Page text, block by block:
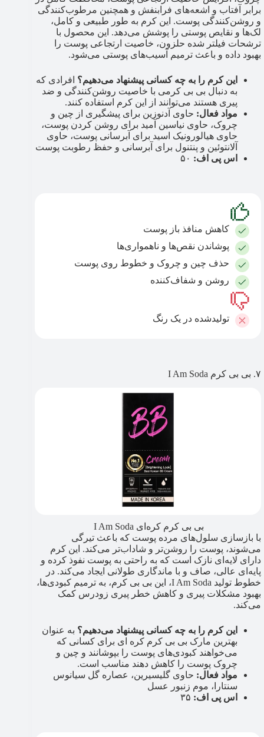
برابر آفتاب و اشعه‌های فرابنفش و همچنین مرطوب‌کنندگی
و روشن‌کنندگی پوست. این کرم به طور طبیعی و کامل،
لک‌ها و نقایص پوستی را پوشش می‌دهد. این محصول با
ترشحات فیلتر شده حلزون، خاصیت ارتجاعی پوست را
بهبود داده و باعث ترمیم آسیب‌های پوستی می‌شود.
این کرم را به چه کسانی پیشنهاد می‌دهیم؟ افرادی که
به دنبال بی بی کرمی با خاصیت روشن‌کنندگی و ضد
پیری هستند می‌توانند از این کرم استفاده کنند.
مواد فعال: حاوی آدنوزین برای پیشگیری از چین و
چروک، حاوی نیاسین آمید برای روشن کردن پوست،
حاوی هیالورونیک اسید برای آبرسانی پوست، حاوی
آلانتوئین و پنتنول برای آبرسانی و حفظ رطوبت پوست
اس پی اف:
کاهش منافذ باز پوست
پوشاندن نقص‌ها و ناهمواری‌ها
حذف چین و چروک و خطوط روی پوست
روشن و شفاف‌کننده
تولیدشده در یک رنگ
۷. بی بی کرم I Am Soda
بی بی کرم کره‌ای I Am Soda
با بازسازی سلول‌های مرده پوست که باعث تیرگی
می‌شوند، پوست را روشن‌تر و شاداب‌تر می‌کند. این کرم
دارای لایه‌ای نازک است که به راحتی به پوست نفوذ کرده و
پایه‌ای عالی، صاف و با ماندگاری طولانی ایجاد می‌کند. در
خطوط تولید I Am Soda، این بی بی کرم، به ترمیم کبودی‌ها،
بهبود مشکلات پیری و کاهش خطر پیری زودرس کمک
می‌کند.
این کرم را به چه کسانی پیشنهاد می‌دهیم؟ به عنوان
بهترین مارک بی بی کرم کره ای برای کسانی که
می‌خواهند کبودی‌های پوست را بپوشانند و چین و
چروک پوست را کاهش دهند مناسب است.
مواد فعال: حاوی گلیسیرین، عصاره گل سیانوس
سنتارا، موم زنبور عسل
اس پی اف: